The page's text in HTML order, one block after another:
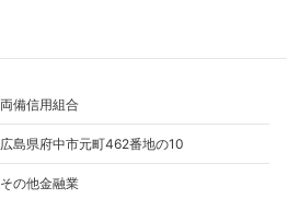
両備信用組合
広島県府中市元町462番地の10
その他金融業